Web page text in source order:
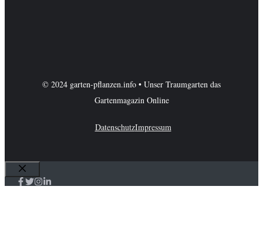
© 2024 garten-pflanzen.info • Unser Traumgarten das
Gartenmagazin Online
DatenschutzImpressum
Schließen